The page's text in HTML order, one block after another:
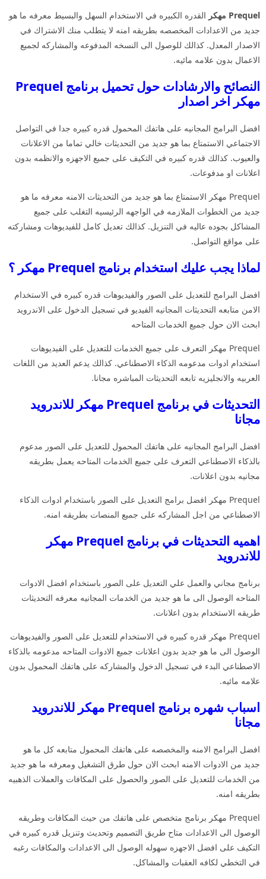
Prequel مهكر
القدره الكبيره في الاستخدام السهل والبسيط معرفه ما هو
جديد من الاعدادات المخصصه بطريقه امنه لا يتطلب منك الاشتراك في
الاصدار المعدل. كذالك للوصول الى النسخه المدفوعه والمشاركه لجميع
الاعمال بدون علامه مائيه.
النصائح والارشادات حول تحميل برنامج Prequel
مهكر اخر اصدار
افضل البرامج المجانيه على هاتفك المحمول قدره كبيره جدا في التواصل
الاجتماعي الاستمتاع بما هو جديد من التحديثات خالي تماما من الاعلانات
والعيوب. كذالك قدره كبيره في التكيف على جميع الاجهزه والانظمه بدون
اعلانات او مدفوعات.
Prequel مهكر الاستمتاع بما هو جديد من التحديثات الامنه معرفه ما هو
جديد من الخطوات الملازمه في الواجهه الرئيسيه التغلب على جميع
المشاكل بجوده عاليه في التنزيل. كذالك تعديل كامل للفيديوهات ومشاركته
على مواقع التواصل.
لماذا يجب عليك استخدام برنامج Prequel مهكر ؟
افضل البرامج للتعديل على الصور والفيديوهات قدره كبيره في الاستخدام
الامن متابعه التحديثات المجانيه الفيديو في تسجيل الدخول على الاندرويد
ابحث الان حول جميع الخدمات المتاحه
Prequel مهكر التعرف على جميع الخدمات للتعديل على الفيديوهات
استخدام ادوات مدعومه الذكاء الاصطناعي. كذالك يدعم العديد من اللغات
العربيه والانجليزيه تابعه التحديثات المباشره مجانا.
التحديثات في برنامج Prequel مهكر للاندرويد
مجانا
افضل البرامج المجانيه على هاتفك المحمول للتعديل على الصور مدعوم
بالذكاء الاصطناعي التعرف على جميع الخدمات المتاحه يعمل بطريقه
مجانيه بدون اعلانات.
Prequel مهكر افضل برامج التعديل على الصور باستخدام ادوات الذكاء
الاصطناعي من اجل المشاركه على جميع المنصات بطريقه امنه.
اهميه التحديثات في برنامج Prequel مهكر
للاندرويد
برنامج مجاني والعمل علي التعديل على الصور باستخدام افضل الادوات
المتاحه الوصول الى ما هو جديد من الخدمات المجانيه معرفه التحديثات
طريقه الاستخدام بدون اعلانات.
Prequel مهكر قدره كبيره في الاستخدام للتعديل على الصور والفيديوهات
الوصول الى ما هو جديد بدون اعلانات جميع الادوات المتاحه مدعومه بالذكاء
الاصطناعي البدء في تسجيل الدخول والمشاركه على هاتفك المحمول بدون
علامه مائيه.
اسباب شهره برنامج Prequel مهكر للاندرويد
مجانا
افضل البرامج الامنه والمخصصه على هاتفك المحمول متابعه كل ما هو
جديد من الادوات الامنه ابحث الان حول طرق التشغيل ومعرفه ما هو جديد
من الخدمات للتعديل على الصور والحصول على المكافات والعملات الذهبيه
بطريقه امنه.
Prequel مهكر برنامج متخصص على هاتفك من حيث المكافات وطريقه
الوصول الى الاعدادات متاح طريق التصميم وتحديث وتنزيل قدره كبيره في
التكيف على افضل الاجهزه سهوله الوصول الى الاعدادات والمكافات رغبه
في التخطي لكافه العقبات والمشاكل.